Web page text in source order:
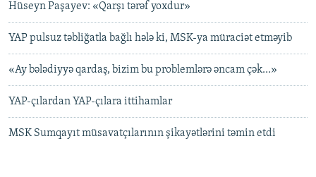
Hüseyn Paşayev: «Qarşı tərəf yoxdur»
YAP pulsuz təbliğatla bağlı hələ ki, MSK-ya müraciət etməyib
«Ay bələdiyyə qardaş, bizim bu problemlərə əncam çək…»
YAP-çılardan YAP-çılara ittihamlar
MSK Sumqayıt müsavatçılarının şikayətlərini təmin etdi